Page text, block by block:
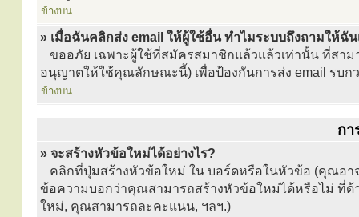
ข้างบน
» เมื่อฉันคลิกส่ง email ให้ผู้ใช้อื่น ทำไมระบบถึงถามให้ฉั
ขออภัย เฉพาะผู้ใช้ที่สมัครสมาชิกแล้วแล้วเท่านั้น ที่สาม
อนุญาตให้ใช้คุณลักษณะนี้) เพื่อป้องกันการส่ง email รบก
ข้างบน
กา
» จะสร้างหัวข้อใหม่ได้อย่างไร?
คลิกที่ปุ่มสร้างหัวข้อใหม่ ใน บอร์ดหรือในหัวข้อ (คุณอา
ข้อความบอกว่าคุณสามารถสร้างหัวข้อใหม่ได้หรือไม่ ที่
ใหม่, คุณสามารถละคะแนน, ฯลฯ.)